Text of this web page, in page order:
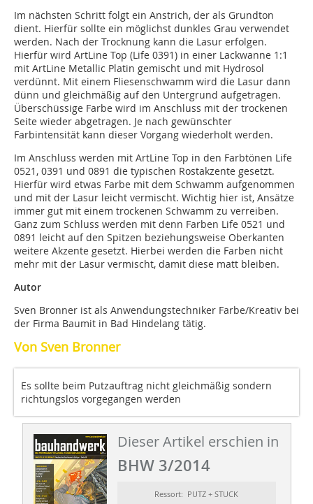
Im nächsten Schritt folgt ein Anstrich, der als Grundton
dient. Hierfür sollte ein möglichst dunkles Grau verwendet
werden. Nach der Trocknung kann die Lasur erfolgen.
Hierfür wird ArtLine Top (Life 0391) in einer Lackwanne 1:1
mit ArtLine Metallic Platin gemischt und mit Hydrosol
verdünnt. Mit einem Fliesenschwamm wird die Lasur dann
dünn und gleichmäßig auf den Untergrund aufgetragen.
Überschüssige Farbe wird im Anschluss mit der trockenen
Seite wieder abgetragen. Je nach gewünschter
Farbintensität kann dieser Vorgang wiederholt werden.
Im Anschluss werden mit ArtLine Top in den Farbtönen Life
0521, 0391 und 0891 die typischen Rostakzente gesetzt.
Hierfür wird etwas Farbe mit dem Schwamm aufgenommen
und mit der Lasur leicht vermischt. Wichtig hier ist, Ansätze
immer gut mit einem trockenen Schwamm zu verreiben.
Ganz zum Schluss werden mit denn Farben Life 0521 und
0891 leicht auf den Spitzen beziehungsweise Oberkanten
weitere Akzente gesetzt. Hierbei werden die Farben nicht
mehr mit der Lasur vermischt, damit diese matt bleiben.
Autor
Sven Bronner ist als Anwendungstechniker Farbe/Kreativ bei
der Firma Baumit in Bad Hindelang tätig.
Von Sven Bronner
Es sollte beim Putzauftrag nicht gleichmäßig sondern
richtungslos vorgegangen werden
Dieser Artikel erschien in
BHW 3/2014
Ressort: PUTZ + STUCK